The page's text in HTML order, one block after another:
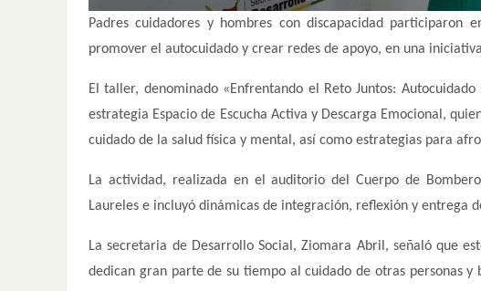
Padres cuidadores y hombres con discapacidad
promover el autocuidado y crear redes de apoyo, en una
El taller, denominado «Enfrentando el Reto Juntos:
estrategia Espacio de Escucha Activa y Descarga Emocional,
cuidado de la salud física y mental, así como estrategias para
La actividad, realizada en el auditorio del Cuerpo de
Laureles e incluyó dinámicas de integración, reflexión y entrega
La secretaria de Desarrollo Social, Ziomara Abril, señaló que
dedican gran parte de su tiempo al cuidado de otras personas